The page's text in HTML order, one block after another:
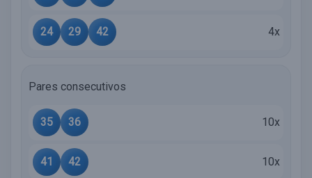
24 29 42 4x
Pares consecutivos
35 36 10x
41 42 10x